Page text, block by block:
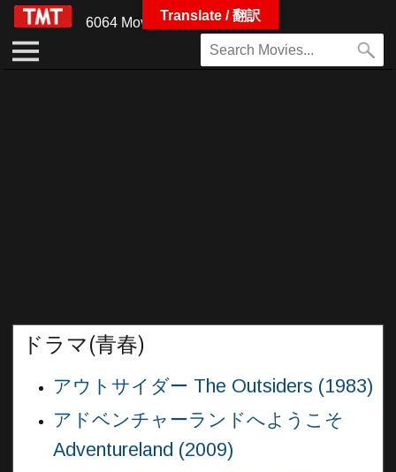
6064 Movies
ドラマ(青春)
アウトサイダー The Outsiders (1983)
アドベンチャーランドへようこそ
Adventureland (2009)
Translate / 翻訳